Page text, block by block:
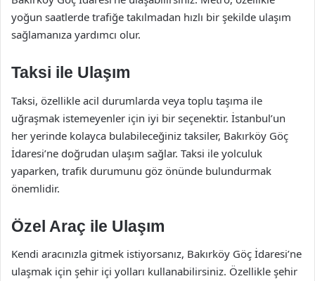
yoğun saatlerde trafiğe takılmadan hızlı bir şekilde ulaşım
sağlamanıza yardımcı olur.
Taksi ile Ulaşım
Taksi, özellikle acil durumlarda veya toplu taşıma ile
uğraşmak istemeyenler için iyi bir seçenektir. İstanbul’un
her yerinde kolayca bulabileceğiniz taksiler, Bakırköy Göç
İdaresi’ne doğrudan ulaşım sağlar. Taksi ile yolculuk
yaparken, trafik durumunu göz önünde bulundurmak
önemlidir.
Özel Araç ile Ulaşım
Kendi aracınızla gitmek istiyorsanız, Bakırköy Göç İdaresi’ne
ulaşmak için şehir içi yolları kullanabilirsiniz. Özellikle şehir